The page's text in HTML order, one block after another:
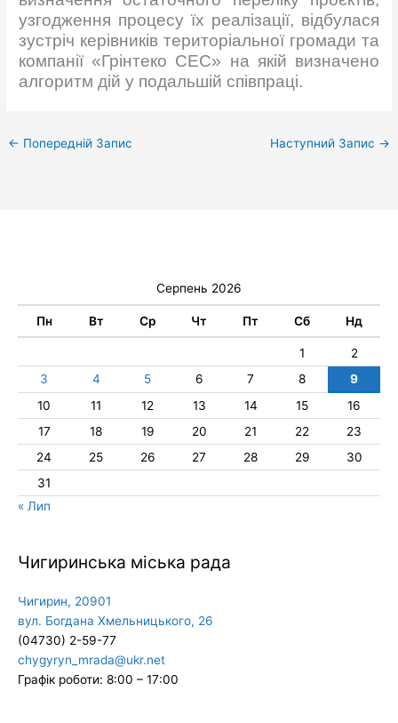
узгодження процесу їх реалізації, відбулася
зустріч керівників територіальної громади та
компанії «Грінтеко СЕС» на якій визначено
алгоритм дій у подальшій співпраці.
← Попередній Запис Наступний Запис →
Серпень 2026
Пн Вт Ср Чт Пт Сб Нд
1
2
3
4 5 6 7 8
9
10
11 12 13 14 15
16
17
18 19 20 21 22
23
24
25 26 27 28 29
30
31
« Лип
Чигиринська міська рада
Чигирин, 20901
вул. Богдана Хмельницького, 26
(04730) 2-59-77
chygyryn_mrada@ukr.net
Графік роботи: 8:00 – 17:00